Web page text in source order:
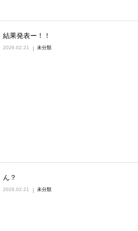
結果発表ー！！
2026.02.21 未分類
ん？
2026.02.21 未分類